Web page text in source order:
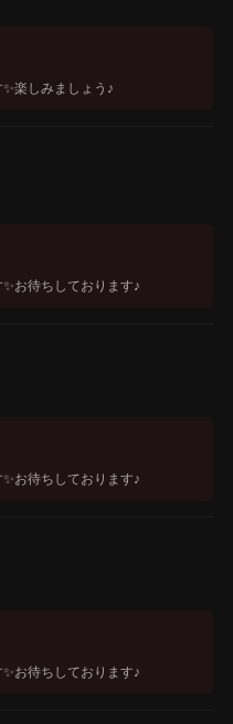
楽しみましょう♪
お待ちしております♪
お待ちしております♪
お待ちしております♪